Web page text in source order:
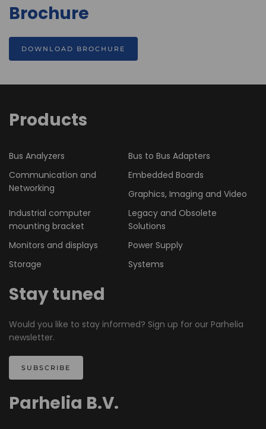
Brochure
DOWNLOAD BROCHURE
Products
Bus Analyzers
Bus to Bus Adapters
Communication and
Networking
Embedded Boards
Graphics, Imaging and Video
Industrial computer
mounting bracket
Legacy and Obsolete
Solutions
Monitors and displays
Power Supply
Storage
Systems
Stay tuned
Would you like to stay informed? Sign up for our Parhelia
newsletter.
SUBSCRIBE
Parhelia B.V.